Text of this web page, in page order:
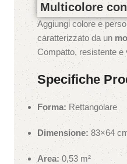
Multicolore
Aggiungi colore e
caratterizzato da un
Compatto, resistente e
Specifiche
Forma: Rettangolare
Dimensione: 83×64
Area:0,53 m²